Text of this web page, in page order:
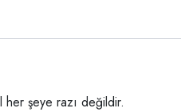
şeye razı değildir.